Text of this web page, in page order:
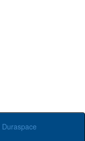
Duraspace